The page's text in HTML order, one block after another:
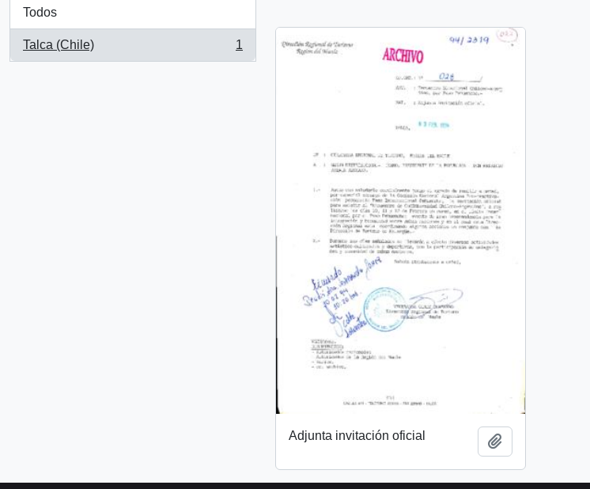
Todos
Talca (Chile)
, 1 resultados
1
Adjunta invitación oficial